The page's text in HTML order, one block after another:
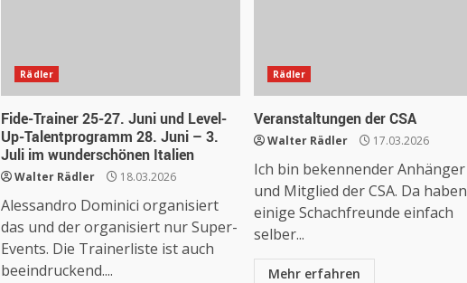
Rädler
Fide-Trainer 25-27. Juni und Level-
Up-Talentprogramm 28. Juni – 3.
Juli im wunderschönen Italien
Walter Rädler 18.03.2026
Alessandro Dominici organisiert
das und der organisiert nur Super-
Events. Die Trainerliste ist auch
beeindruckend....
Rädler
Veranstaltungen der CSA
Walter Rädler 17.03.2026
Ich bin bekennender Anhänger
und Mitglied der CSA. Da haben
einige Schachfreunde einfach
selber...
Mehr erfahren